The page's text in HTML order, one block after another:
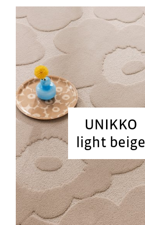
UNIKKO
light beige